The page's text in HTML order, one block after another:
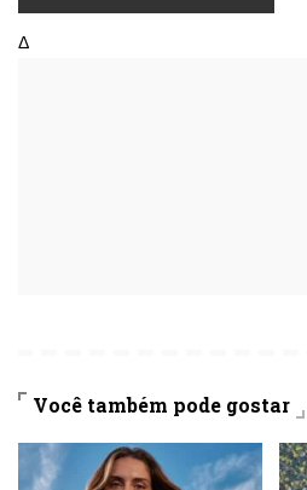
Δ
Você também pode gostar